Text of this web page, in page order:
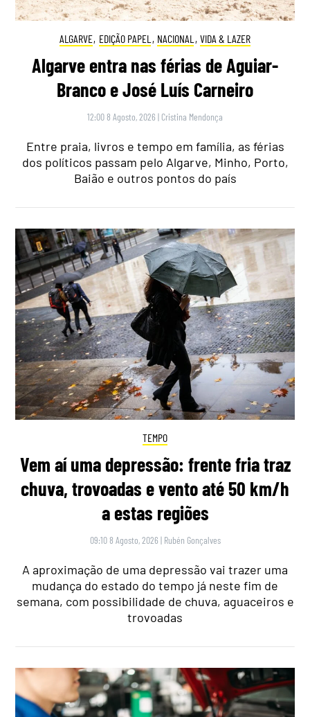
ALGARVE, EDIÇÃO PAPEL , NACIONAL , VIDA & LAZER
Algarve entra nas férias de Aguiar-
Branco e José Luís Carneiro
12:00 8 Agosto, 2026 | Cristina Mendonça
Entre praia, livros e tempo em família, as férias
dos políticos passam pelo Algarve, Minho, Porto,
Baião e outros pontos do país
TEMPO
Vem aí uma depressão: frente fria traz
chuva, trovoadas e vento até 50 km/h
a estas regiões
09:10 8 Agosto, 2026 | Rubén Gonçalves
A aproximação de uma depressão vai trazer uma
mudança do estado do tempo já neste fim de
semana, com possibilidade de chuva, aguaceiros e
trovoadas